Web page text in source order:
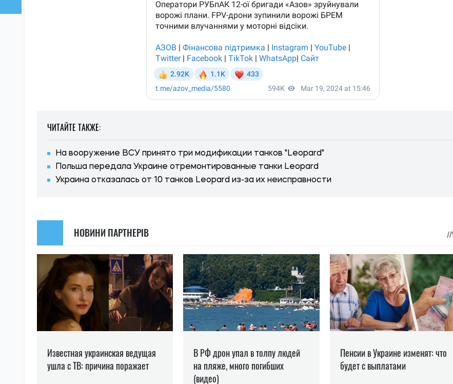
ЧИТАЙТЕ ТАКЖЕ:
На вооружение ВСУ принято три модификации танков "Leopard"
Польша передала Украине отремонтированные танки Leopard
Украина отказалась от 10 танков Leopard из-за их неисправности